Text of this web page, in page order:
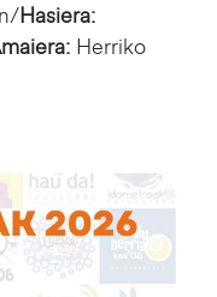
Hasiera:
Herriko